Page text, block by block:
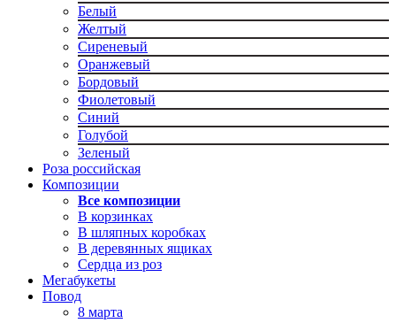
Белый
Желтый
Сиреневый
Оранжевый
Бордовый
Фиолетовый
Синий
Голубой
Зеленый
Роза российская
Композиции
Все композиции
В корзинках
В шляпных коробках
В деревянных ящиках
Сердца из роз
Мегабукеты
Повод
8 марта